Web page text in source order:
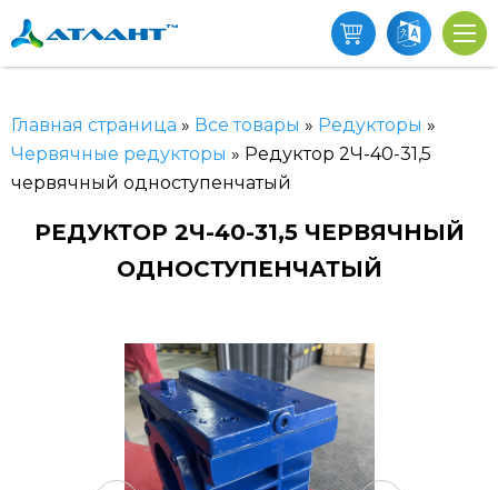
Главная страница » Все товары » Редукторы »
Червячные редукторы » Редуктор 2Ч-40-31,5
червячный одноступенчатый
РЕДУКТОР 2Ч-40-31,5 ЧЕРВЯЧНЫЙ
ОДНОСТУПЕНЧАТЫЙ